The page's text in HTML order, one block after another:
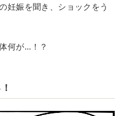
妊娠を聞き、ショックをう
何が…！？